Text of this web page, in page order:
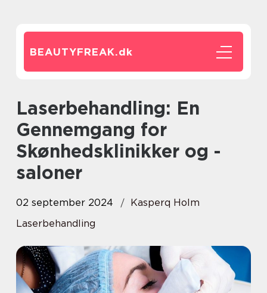
BEAUTYFREAK.dk
Laserbehandling: En
Gennemgang for
Skønhedsklinikker og -
saloner
02 september 2024
Kasperq Holm
Laserbehandling